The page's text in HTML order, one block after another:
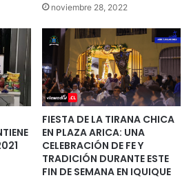
noviembre 28, 2022
FIESTA DE LA TIRANA CHICA
EN PLAZA ARICA: UNA
CELEBRACIÓN DE FE Y
TRADICIÓN DURANTE ESTE
FIN DE SEMANA EN IQUIQUE